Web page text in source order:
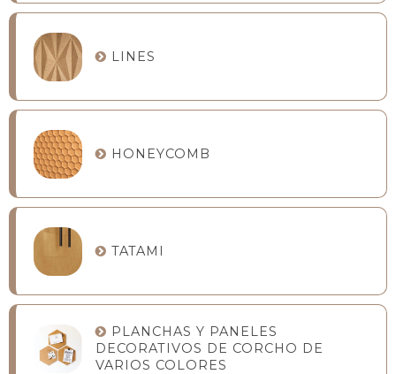
LINES
HONEYCOMB
TATAMI
PLANCHAS Y PANELES
DECORATIVOS DE CORCHO DE
VARIOS COLORES